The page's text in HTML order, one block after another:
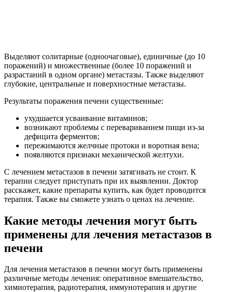
Выделяют солитарные (одноочаговые), единичные (до 10
поражений) и множественные (более 10 поражений и
разрастаний в одном органе) метастазы. Также выделяют
глубокие, центральные и поверхностные метастазы.
Результаты поражения печени существенные:
ухудшается усваивание витаминов;
возникают проблемы с перевариванием пищи из-за
дефицита ферментов;
пережимаются желчные протоки и воротная вена;
появляются признаки механической желтухи.
С лечением метастазов в печени затягивать не стоит. К
терапии следует приступать при их выявлении. Доктор
расскажет, какие препараты купить, как будет проводится
терапия. Также вы сможете узнать о ценах на лечение.
Какие методы лечения могут быть
применены для лечения метастазов в
печени
Для лечения метастазов в печени могут быть применены
различные методы лечения: оперативное вмешательство,
химиотерапия, радиотерапия, иммунотерапия и другие